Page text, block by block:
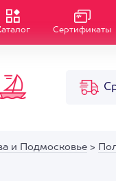
Сертификаты
и Подмосковье >